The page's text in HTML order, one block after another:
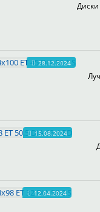
28.12.2024
15.08.2024
12.04.2024